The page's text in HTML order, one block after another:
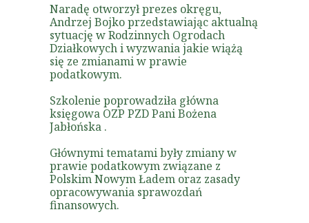
Naradę otworzył prezes okręgu,
Andrzej Bojko przedstawiając aktualną
sytuację w Rodzinnych Ogrodach
Działkowych i wyzwania jakie wiążą
się ze zmianami w prawie
podatkowym.
Szkolenie poprowadziła główna
księgowa OZP PZD Pani Bożena
Jabłońska .
Głównymi tematami były zmiany w
prawie podatkowym związane z
Polskim Nowym Ładem oraz zasady
opracowywania sprawozdań
finansowych.